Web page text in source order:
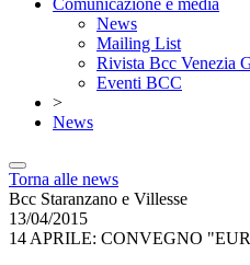
Comunicazione e media
News
Mailing List
Rivista Bcc Venezia
Eventi BCC
>
News
Torna alle news
Bcc Staranzano e Villesse
13/04/2015
14 APRILE: CONVEGNO